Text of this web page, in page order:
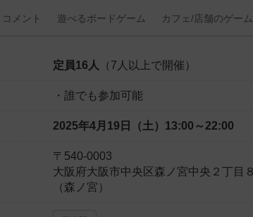
コメント 遊べるボードゲーム カフェ/店舗のゲーム
定員16人 （7人以上で開催）
・誰でも参加可能
2025年4月19日（土） 13:00～22:00
〒540-0003
大阪府大阪市中央区森ノ宮中央２丁目
（森ノ宮）